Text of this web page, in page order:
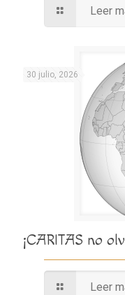
Leer
30 julio, 2026
¡CARITAS no
Leer